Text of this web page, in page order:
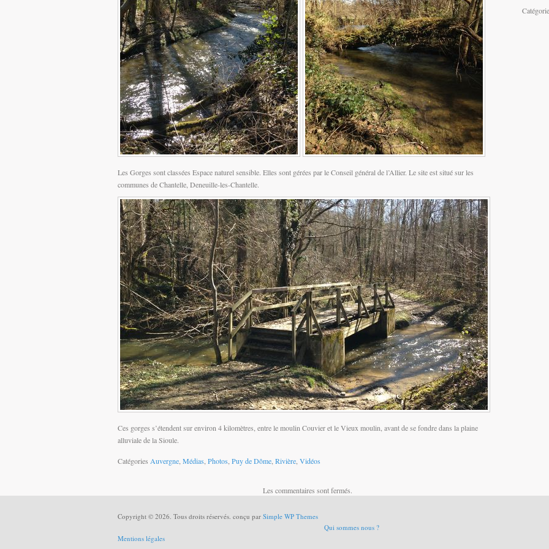
Les Gorges sont classées Espace naturel sensible. Elles sont gérées par le Conseil général de l’Allier. Le site est situé sur les
communes de Chantelle, Deneuille-les-Chantelle.
Ces gorges s’étendent sur environ 4 kilomètres, entre le moulin Couvier et le Vieux moulin, avant de se fondre dans la plaine
alluviale de la Sioule.
Catégories Auvergne Médias Photos Puy de Dôme Rivière Vidéos
Les commentaires sont fermés.
Copyright © 2026. Tous droits réservés. conçu par Simple WP Themes
Qui sommes nous ?
Mentions légales